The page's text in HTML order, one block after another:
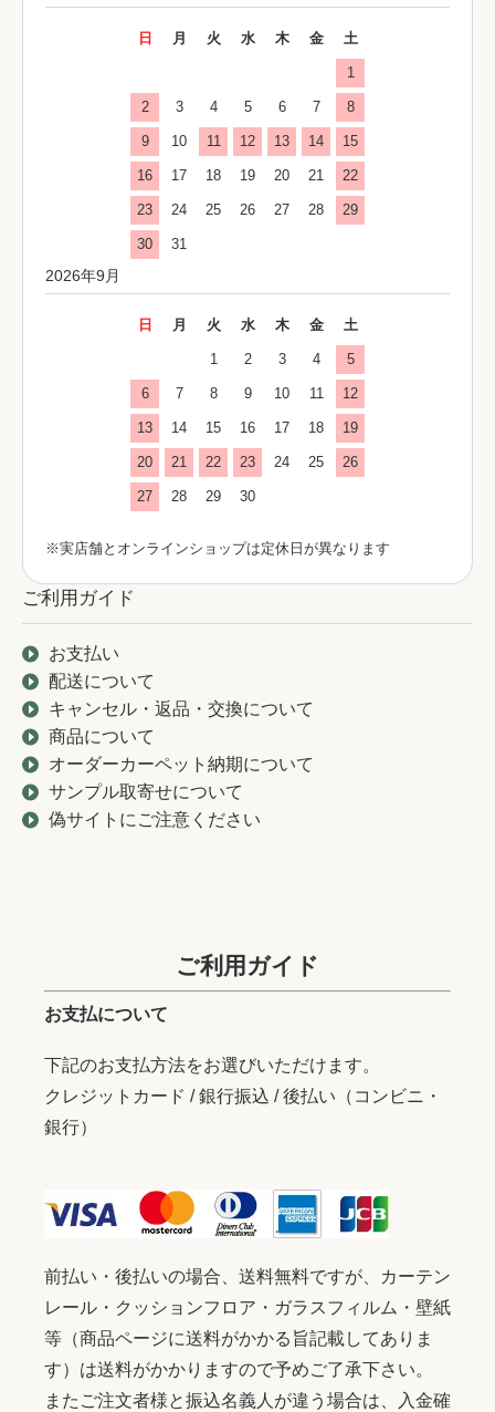
日 月 火 水 木 金 土
1
2 3 4 5 6 7 8
9 10 11 12 13 14 15
16 17 18 19 20 21 22
23 24 25 26 27 28 29
30 31
2026年9月
日 月 火 水 木 金 土
1 2 3 4 5
6 7 8 9 10 11 12
13 14 15 16 17 18 19
20 21 22 23 24 25 26
27 28 29 30
※実店舗とオンラインショップは定休日が異なります
ご利用ガイド
お支払い
配送について
キャンセル・返品・交換について
商品について
オーダーカーペット納期について
サンプル取寄せについて
偽サイトにご注意ください
ご利用ガイド
お支払について
下記のお支払方法をお選びいただけます。
クレジットカード / 銀行振込 / 後払い（コンビニ・
銀行）
前払い・後払いの場合、送料無料ですが、カーテン
レール・クッションフロア・ガラスフィルム・壁紙
等（商品ページに送料がかかる旨記載してありま
す）は送料がかかりますので予めご了承下さい。
またご注文者様と振込名義人が違う場合は、入金確